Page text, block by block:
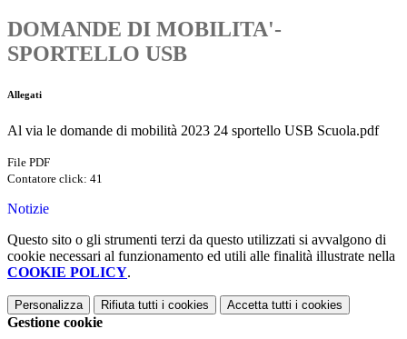
DOMANDE DI MOBILITA'-
SPORTELLO USB
Allegati
Al via le domande di mobilità 2023 24 sportello USB Scuola.pdf
File PDF
Contatore click: 41
Notizie
Questo sito o gli strumenti terzi da questo utilizzati si avvalgono di
cookie necessari al funzionamento ed utili alle finalità illustrate nella
COOKIE POLICY.
Personalizza Rifiuta tutti i cookies Accetta tutti i cookies
Gestione cookie